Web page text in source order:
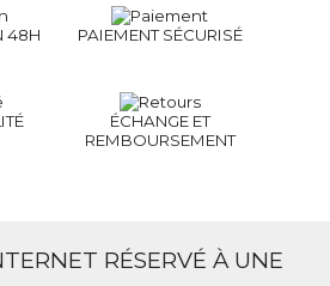
48H PAIEMENT SÉCURISÉ
ÉCHANGE ET
REMBOURSEMENT
RÉSERVÉ À UNE